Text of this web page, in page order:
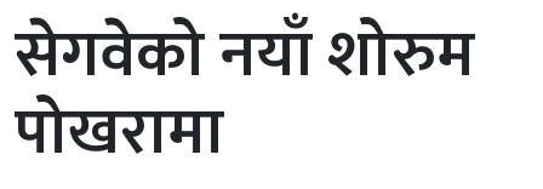
सेगवेको नयाँ शोरुम
पोखरामा